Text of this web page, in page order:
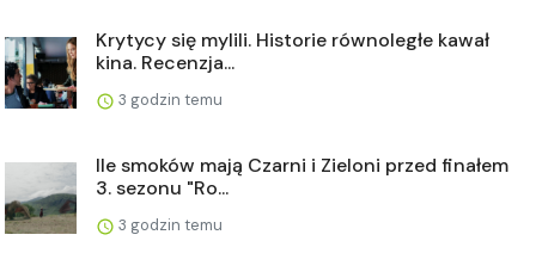
Krytycy się mylili. Historie równoległe kawał
kina. Recenzja...
3 godzin temu
Ile smoków mają Czarni i Zieloni przed finałem
3. sezonu "Ro...
3 godzin temu